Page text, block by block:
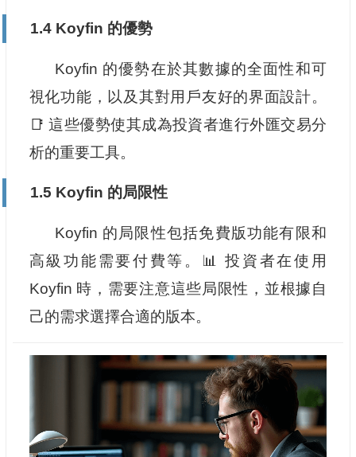
1.4 Koyfin 的優勢
Koyfin 的優勢在於其數據的全面性和可
視化功能，以及其對用戶友好的界面設計。
📑 這些優勢使其成為投資者進行外匯交易分
析的重要工具。
1.5 Koyfin 的局限性
Koyfin 的局限性包括免費版功能有限和
高級功能需要付費等。📊 投資者在使用
Koyfin 時，需要注意這些局限性，並根據自
己的需求選擇合適的版本。